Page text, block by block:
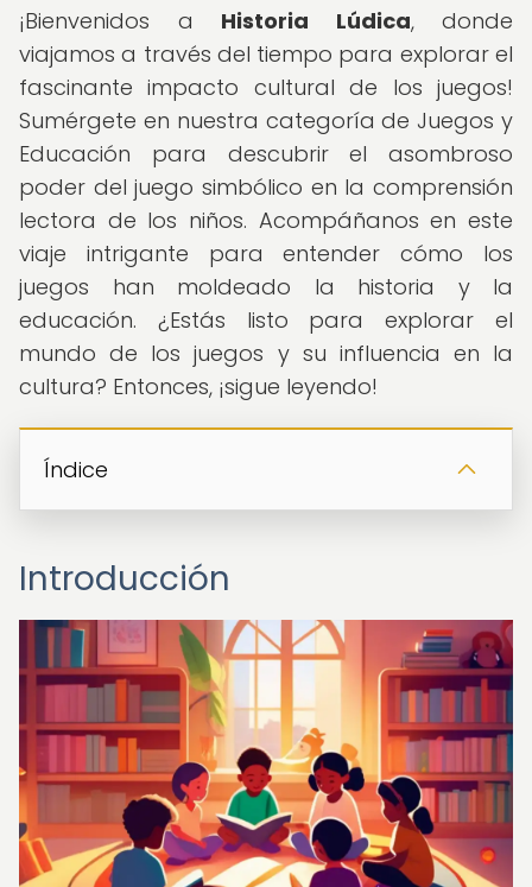
¡Bienvenidos a Historia Lúdica, donde
viajamos a través del tiempo para explorar el
fascinante impacto cultural de los juegos!
Sumérgete en nuestra categoría de Juegos y
Educación para descubrir el asombroso
poder del juego simbólico en la comprensión
lectora de los niños. Acompáñanos en este
viaje intrigante para entender cómo los
juegos han moldeado la historia y la
educación. ¿Estás listo para explorar el
mundo de los juegos y su influencia en la
cultura? Entonces, ¡sigue leyendo!
Índice
Introducción